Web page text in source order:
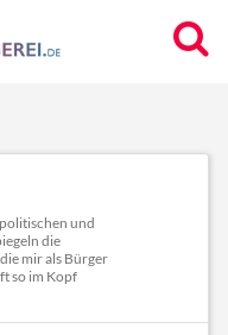
und
die
mir als Bürger
so im Kopf